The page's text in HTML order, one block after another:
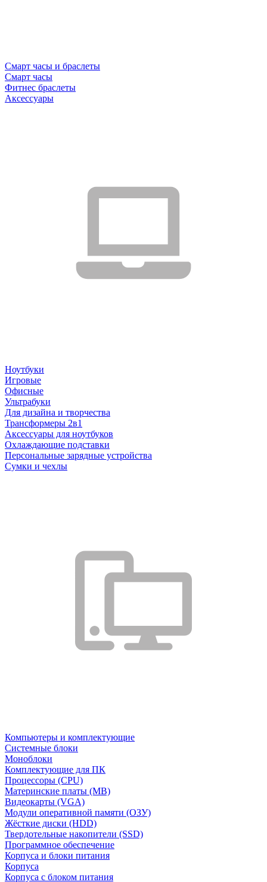
Смарт часы и браслеты
Смарт часы
Фитнес браслеты
Аксессуары
Ноутбуки
Игровые
Офисные
Ультрабуки
Для дизайна и творчества
Трансформеры 2в1
Аксессуары для ноутбуков
Охлаждающие подставки
Персональные зарядные устройства
Сумки и чехлы
Компьютеры и комплектующие
Системные блоки
Моноблоки
Комплектующие для ПК
Процессоры (CPU)
Материнские платы (MB)
Видеокарты (VGA)
Модули оперативной памяти (ОЗУ)
Жёсткие диски (HDD)
Твердотельные накопители (SSD)
Программное обеспечение
Корпуса и блоки питания
Корпуса
Корпуса с блоком питания